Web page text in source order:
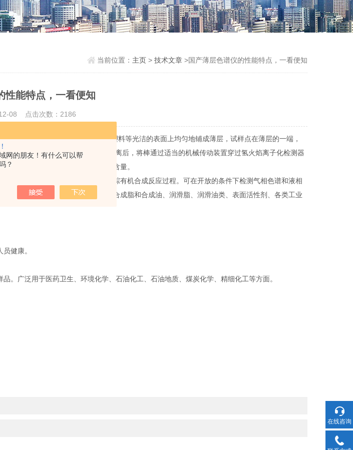
网的朋友！有什么可以帮
？
当前位置： 主页> 技术文章>国产薄层色谱仪的性能特点，一看便知
性能特点，一看便知
08 点击次数：2186
。即将固定相在玻璃、金属或塑料等光洁的表面上均匀地铺成薄层，试样点在薄层的一端，
样、溶剂展开。样品在分析棒上分离后，将棒通过适当的机械传动装置穿过氢火焰离子化检测器
比的电流信号，从而测出各物质的含量。
化合物及药物中大分子化合物、跟踪有机合成反应过程。可在开放的条件下检测气相色谱和液相
：脂类、磷脂类、蜡、脂肪酸、合成脂和合成油、润滑脂、润滑油类、表面活性剂、各类工业
健康。
广泛用于医药卫生、环境化学、石油化工、石油地质、煤炭化学、精细化工等方面。
在线咨询